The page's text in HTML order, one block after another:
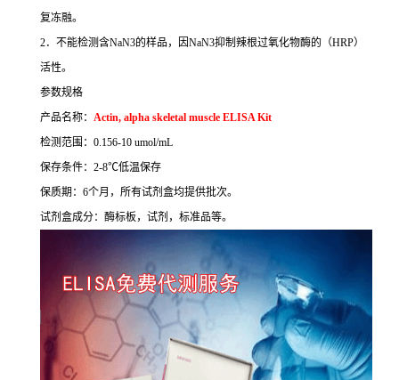
复冻融。
2．不能检测含NaN3的样品，因NaN3抑制辣根过氧化物酶的（HRP）
活性。
参数规格
产品名称： Actin, alpha skeletal muscle ELISA Kit
检测范围： 0.156-10 umol/mL
保存条件： 2-8℃低温保存
保质期： 6个月，所有试剂盒均提供批次。
试剂盒成分：酶标板，试剂，标准品等。